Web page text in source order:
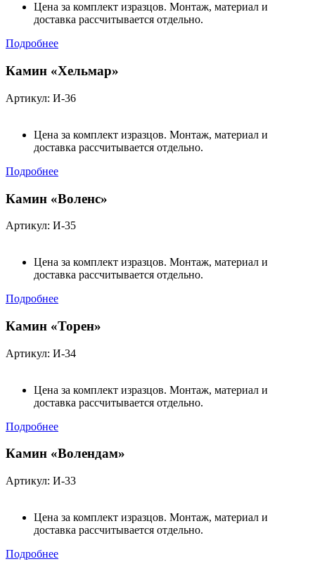
Цена за комплект изразцов. Монтаж, материал и
доставка рассчитывается отдельно.
Подробнее
Камин «Хельмар»
Артикул: И-36
Цена за комплект изразцов. Монтаж, материал и
доставка рассчитывается отдельно.
Подробнее
Камин «Воленс»
Артикул: И-35
Цена за комплект изразцов. Монтаж, материал и
доставка рассчитывается отдельно.
Подробнее
Камин «Торен»
Артикул: И-34
Цена за комплект изразцов. Монтаж, материал и
доставка рассчитывается отдельно.
Подробнее
Камин «Волендам»
Артикул: И-33
Цена за комплект изразцов. Монтаж, материал и
доставка рассчитывается отдельно.
Подробнее